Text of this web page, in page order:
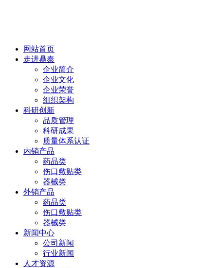
网站首页
走进鼎泰
企业简介
企业文化
企业荣誉
组织架构
科研创新
品质管理
科研成果
质量体系认证
内销产品
药品类
伤口敷贴类
器械类
外销产品
药品类
伤口敷贴类
器械类
新闻中心
公司新闻
行业新闻
人才资源